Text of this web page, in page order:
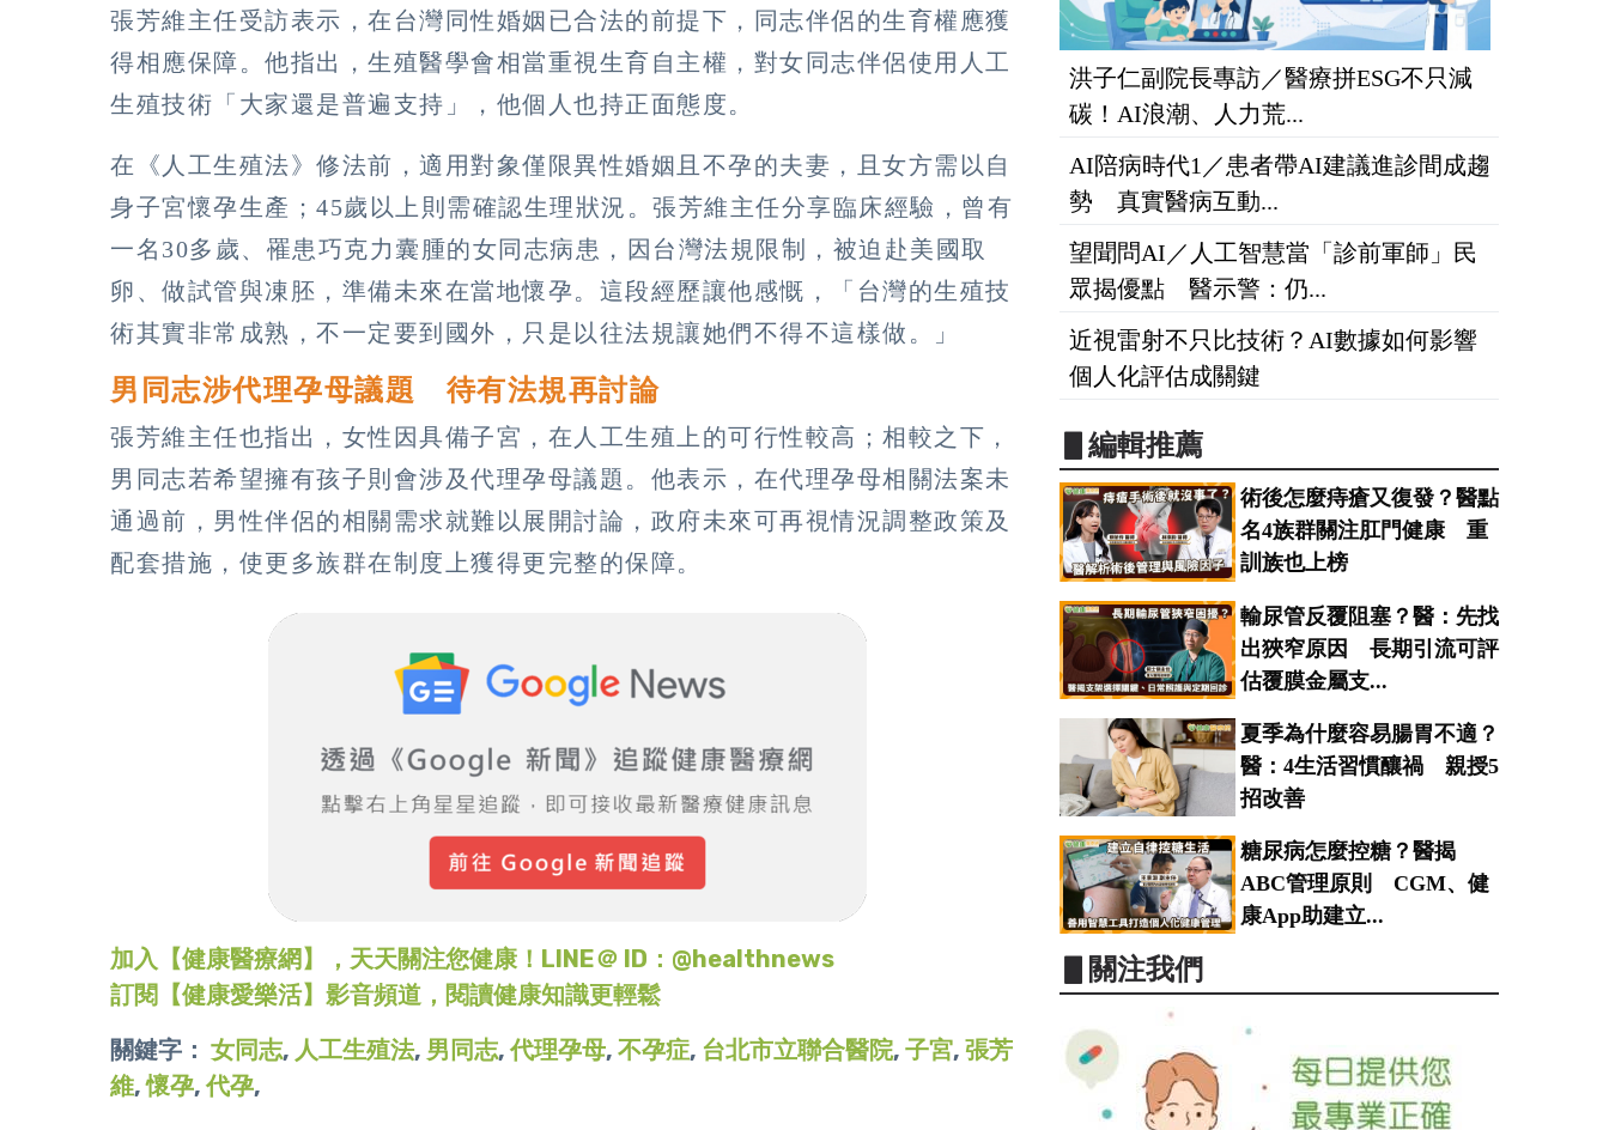
張芳維主任受訪表示，在台灣同性婚姻已合法的前提下，同志伴侶的生育權應獲
得相應保障。他指出，生殖醫學會相當重視生育自主權，對女同志伴侶使用人工
生殖技術「大家還是普遍支持」，他個人也持正面態度。
在《人工生殖法》修法前，適用對象僅限異性婚姻且不孕的夫妻，且女方需以自
身子宮懷孕生產；45歲以上則需確認生理狀況。張芳維主任分享臨床經驗，曾有
一名30多歲、罹患巧克力囊腫的女同志病患，因台灣法規限制，被迫赴美國取
卵、做試管與凍胚，準備未來在當地懷孕。這段經歷讓他感慨，「台灣的生殖技
術其實非常成熟，不一定要到國外，只是以往法規讓她們不得不這樣做。」
男同志涉代理孕母議題 待有法規再討論
張芳維主任也指出，女性因具備子宮，在人工生殖上的可行性較高；相較之下，
男同志若希望擁有孩子則會涉及代理孕母議題。他表示，在代理孕母相關法案未
通過前，男性伴侶的相關需求就難以展開討論，政府未來可再視情況調整政策及
配套措施，使更多族群在制度上獲得更完整的保障。
加入【健康醫療網】，天天關注您健康！LINE＠ ID：@healthnews
訂閱【健康愛樂活】影音頻道，閱讀健康知識更輕鬆
關鍵字： 女同志, 人工生殖法, 男同志,代理孕母, 不孕症, 台北市立聯合醫院, 子宮, 張芳
維,懷孕,代孕,
洪子仁副院長專訪／醫療拼ESG不只減
碳！AI浪潮、人力荒...
AI陪病時代1／患者帶AI建議進診間成趨
勢 真實醫病互動...
望聞問AI／人工智慧當「診前軍師」民
眾揭優點 醫示警：仍...
近視雷射不只比技術？AI數據如何影響
個人化評估成關鍵
▋編輯推薦
術後怎麼痔瘡又復發？醫點
名4族群關注肛門健康 重
訓族也上榜
輸尿管反覆阻塞？醫：先找
出狹窄原因 長期引流可評
估覆膜金屬支...
夏季為什麼容易腸胃不適？
醫：4生活習慣釀禍 親授5
招改善
糖尿病怎麼控糖？醫揭
ABC管理原則 CGM、健
康App助建立...
▋關注我們